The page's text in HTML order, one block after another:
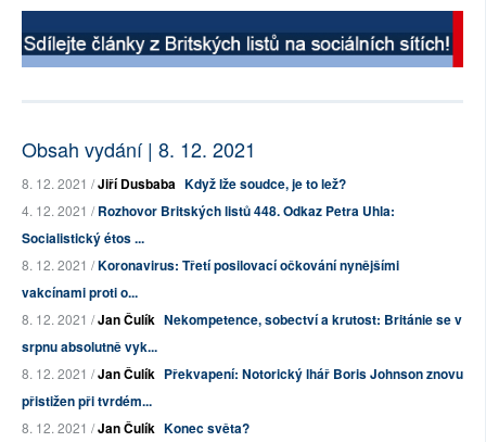
Obsah vydání | 8. 12. 2021
8. 12. 2021 /Jiří Dusbaba Když lže soudce, je to lež?
4. 12. 2021 /Rozhovor Britských listů 448. Odkaz Petra Uhla:
Socialistický étos ...
8. 12. 2021 /Koronavirus: Třetí posilovací očkování nynějšími
vakcínami proti o...
8. 12. 2021 /Jan Čulík Nekompetence, sobectví a krutost: Británie se v
srpnu absolutně vyk...
8. 12. 2021 /Jan Čulík Překvapení: Notorický lhář Boris Johnson znovu
přistižen při tvrdém...
8. 12. 2021 /Jan Čulík Konec světa?